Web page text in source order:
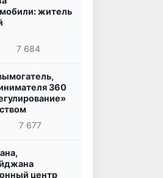
житель
7 684
360
7 677
центр